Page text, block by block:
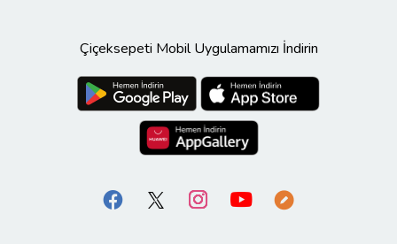
Çiçeksepeti Mobil Uygulamamızı İndirin